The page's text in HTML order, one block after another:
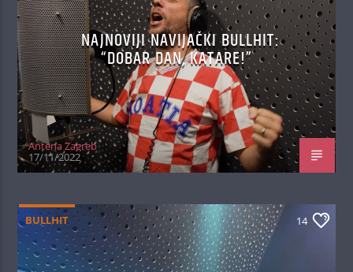
NAJNOVIJI NAVIJAČKI BULLHIT:
“DOBAR DAN, KATARE!”
Antena Zagreb
17/11/2022
BULLHIT 14